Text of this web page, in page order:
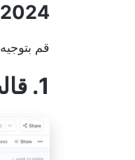
2024
قم بتوجيه
1. قالب استراتيجية منتج ClickUp